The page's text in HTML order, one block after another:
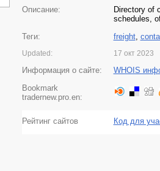
Описание:
Directory of
schedules,
Теги:
freight,
Updated: 17 окт 2023
Информация о сайте:
WHOIS
Bookmark
tradernew.pro.en:
Рейтинг сайтов Код для